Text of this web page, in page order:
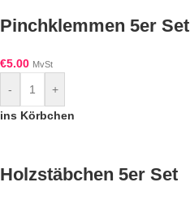
Pinchklemmen 5er Set
€5.00 MvSt
-
+
ins Körbchen
Holzstäbchen 5er Set